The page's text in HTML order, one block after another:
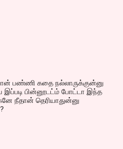
பண்ணி கதை நல்லாருக்குன்னு
இப்படி பின்னூடட்ம் போட்டா இந்த
நீதான் தெரியாதுன்னு